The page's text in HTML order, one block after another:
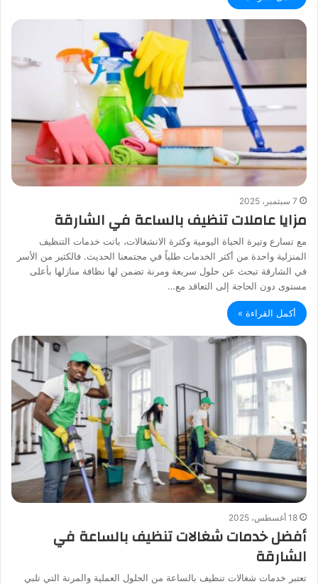
7 سبتمبر، 2025
مزايا عاملات تنظيف بالساعة في الشارقة
مع تسارع وتيرة الحياة اليومية وكثرة الانشغالات، باتت خدمات التنظيف
المنزلية واحدة من أكثر الخدمات طلباً في مجتمعنا الحديث. فالكثير من الأسر
في الشارقة تبحث عن حلول سريعة ومرنة تضمن لها نظافة منازلها بأعلى
مستوى دون الحاجة إلى التعاقد مع…
أكمل القراءة »
18 أغسطس، 2025
أفضل خدمات شغالات تنظيف بالساعة في
الشارقة
تعتبر خدمات شغالات تنظيف بالساعة من الحلول العملية والمرنة التي تلبي